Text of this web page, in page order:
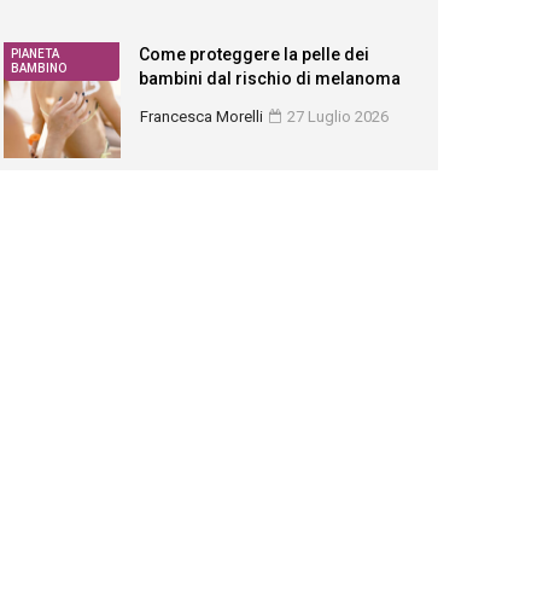
PIANETA
BAMBINO
Come proteggere la pelle dei
bambini dal rischio di melanoma
Francesca Morelli 27 Luglio 2026